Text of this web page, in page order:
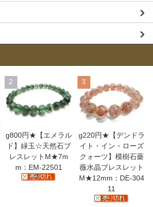
2
g800円★【エメラル
ド】緑玉☆天然石ブ
レスレットM★7m
m：EM-22501
3
g220円★【デンドラ
イト・イン・ローズ
クォーツ】模樹石薔
薇水晶ブレスレット
M★12mm：DE-304
11